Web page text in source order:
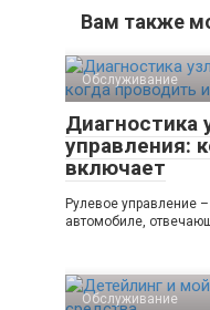
Вам также
Обслуживание
Диагностика
управления:
включает
Рулевое управление
автомобиле,
Обслуживание